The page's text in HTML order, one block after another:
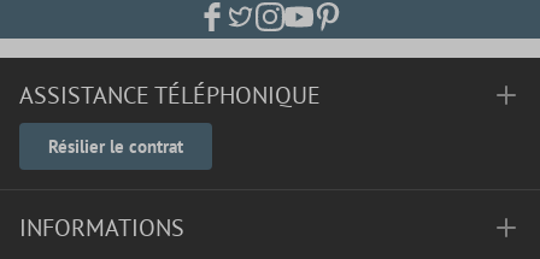
ASSISTANCE TÉLÉPHONIQUE
Résilier le contrat
INFORMATIONS